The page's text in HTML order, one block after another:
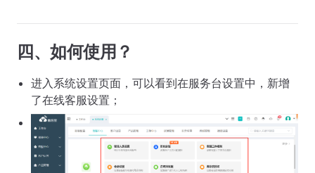
四、如何使用？
进入系统设置页面，可以看到在服务台设置中，新增
了在线客服设置；